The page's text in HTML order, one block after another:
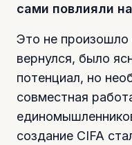
сами повлияли
Это не произошло
вернулся, было
потенциал, но
совместная
создание CIFA